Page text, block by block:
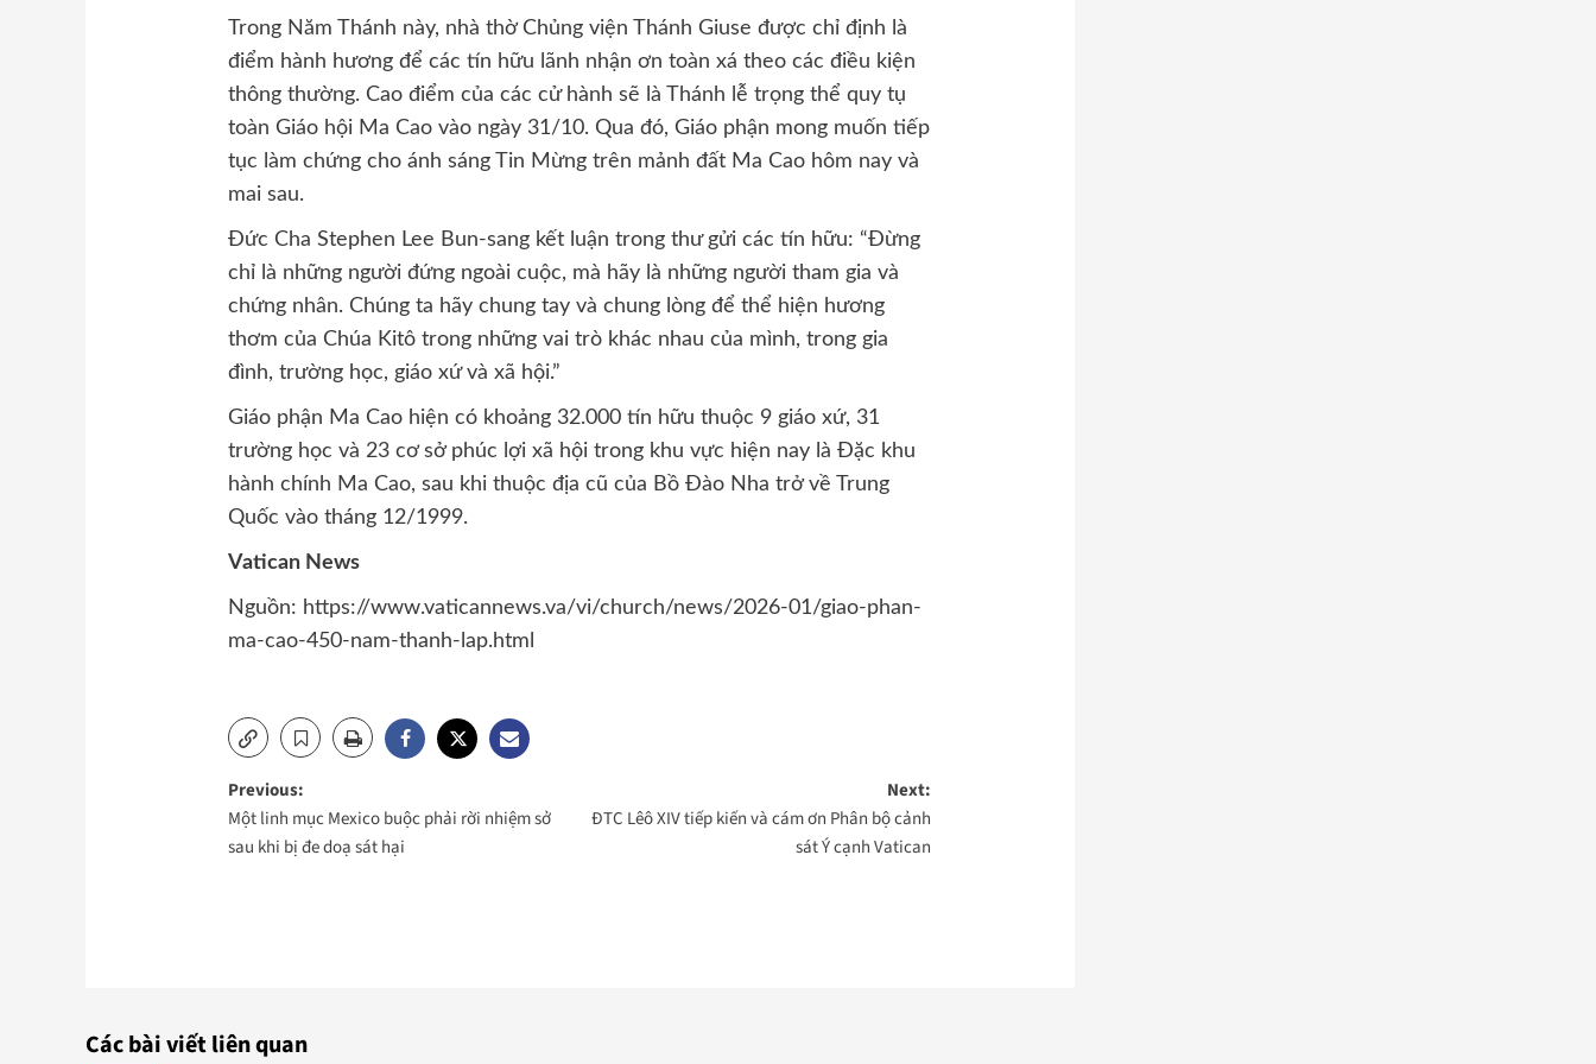
Trong Năm Thánh này, nhà thờ Chủng viện Thánh Giuse được chỉ định là
điểm hành hương để các tín hữu lãnh nhận ơn toàn xá theo các điều kiện
thông thường. Cao điểm của các cử hành sẽ là Thánh lễ trọng thể quy tụ
toàn Giáo hội Ma Cao vào ngày 31/10. Qua đó, Giáo phận mong muốn tiếp
tục làm chứng cho ánh sáng Tin Mừng trên mảnh đất Ma Cao hôm nay và
mai sau.
Đức Cha Stephen Lee Bun-sang kết luận trong thư gửi các tín hữu: “Đừng
chỉ là những người đứng ngoài cuộc, mà hãy là những người tham gia và
chứng nhân. Chúng ta hãy chung tay và chung lòng để thể hiện hương
thơm của Chúa Kitô trong những vai trò khác nhau của mình, trong gia
đình, trường học, giáo xứ và xã hội.”
Giáo phận Ma Cao hiện có khoảng 32.000 tín hữu thuộc 9 giáo xứ, 31
trường học và 23 cơ sở phúc lợi xã hội trong khu vực hiện nay là Đặc khu
hành chính Ma Cao, sau khi thuộc địa cũ của Bồ Đào Nha trở về Trung
Quốc vào tháng 12/1999.
Vatican News
Nguồn: https://www.vaticannews.va/vi/church/news/2026-01/giao-phan-
ma-cao-450-nam-thanh-lap.html
Post
navigation
Previous:
Một linh mục Mexico buộc phải rời nhiệm sở
sau khi bị đe doạ sát hại
Next:
ĐTC Lêô XIV tiếp kiến và cám ơn Phân bộ cảnh
sát Ý cạnh Vatican
Các bài viết liên quan